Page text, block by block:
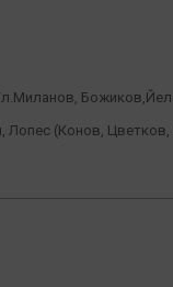
(Конов, Цветков,